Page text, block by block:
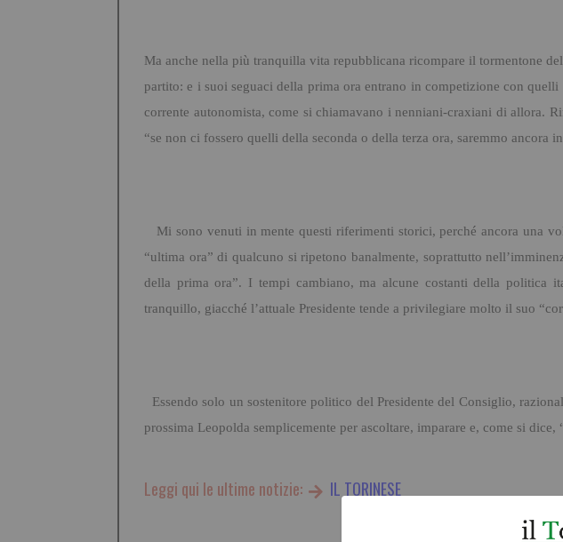
Ma anche nella più tranquilla vita repubblicana ricompare il tormentone
partito: e i suoi seguaci della prima ora entrano in competizione con
corrente autonomista, come si chiamavano i nenniani-craxiani di allora.
“se non ci fossero quelli della seconda o della terza ora, saremmo ancora
Mi sono venuti in mente questi riferimenti storici, perché ancora una
“ultima ora” di qualcuno si ripetono banalmente, soprattutto
della prima ora”. I tempi cambiano, ma alcune costanti della politica
tranquillo, giacché l’attuale Presidente tende a privilegiare molto il suo
Essendo solo un sostenitore politico del Presidente del Consiglio,
prossima Leopolda semplicemente per ascoltare, imparare e, come si dice,
Leggi qui le ultime notizie: IL TORINESE